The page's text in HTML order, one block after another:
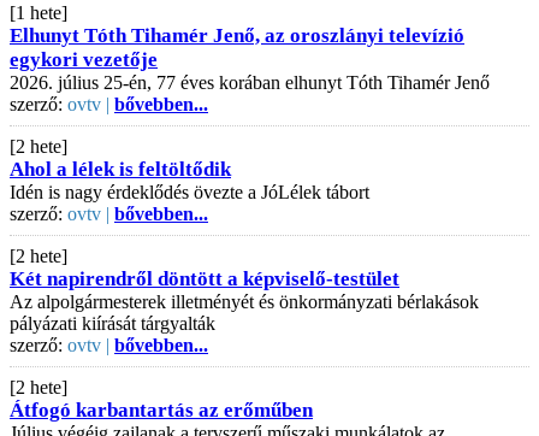
[1 hete]
Elhunyt Tóth Tihamér Jenő, az oroszlányi televízió
egykori vezetője
2026. július 25-én, 77 éves korában elhunyt Tóth Tihamér Jenő
szerző: ovtv | bővebben...
[2 hete]
Ahol a lélek is feltöltődik
Idén is nagy érdeklődés övezte a JóLélek tábort
szerző: ovtv | bővebben...
[2 hete]
Két napirendről döntött a képviselő-testület
Az alpolgármesterek illetményét és önkormányzati bérlakások
pályázati kiírását tárgyalták
szerző: ovtv | bővebben...
[2 hete]
Átfogó karbantartás az erőműben